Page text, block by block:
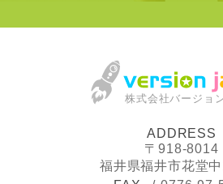
株式会社バージョ
ADDRESS
〒918-8014
福井県福井市花堂